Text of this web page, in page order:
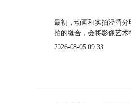
最初，动画和实拍泾渭
拍的缝合，会将影像艺术
2026-08-05 09:33